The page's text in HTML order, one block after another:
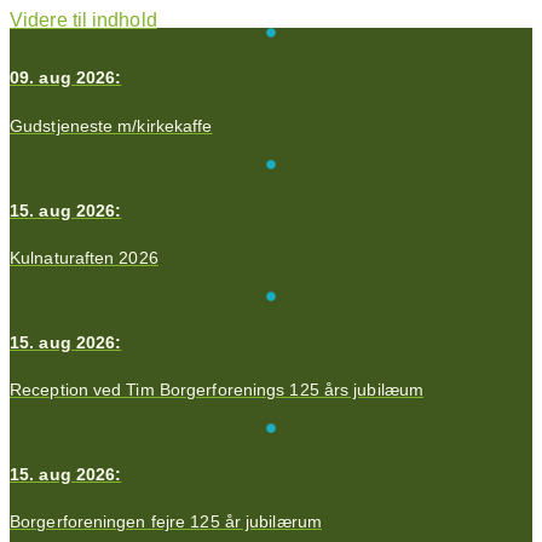
Videre til indhold
09. aug 2026:
Gudstjeneste m/kirkekaffe
15. aug 2026:
Kulnaturaften 2026
15. aug 2026:
Reception ved Tim Borgerforenings 125 års jubilæum
15. aug 2026:
Borgerforeningen fejre 125 år jubilærum